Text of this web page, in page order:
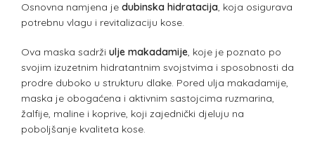
Osnovna namjena je dubinska hidratacija, koja osigurava
potrebnu vlagu i revitalizaciju kose.
Ova maska sadrži ulje makadamije, koje je poznato po
svojim izuzetnim hidratantnim svojstvima i sposobnosti da
prodre duboko u strukturu dlake. Pored ulja makadamije,
maska je obogaćena i aktivnim sastojcima ruzmarina,
žalfije, maline i koprive, koji zajednički djeluju na
poboljšanje kvaliteta kose.